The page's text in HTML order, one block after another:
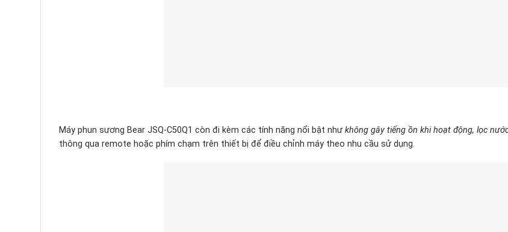
Máy phun sương Bear JSQ-C50Q1 còn đi kèm các tính năng nổi bật như không gây tiếng ồn khi hoạt động, lọc
thông qua remote hoặc phím chạm trên thiết bị để điều chỉnh máy theo nhu cầu sử dụng.